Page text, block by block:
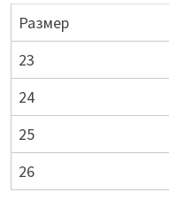
Размер
23
24
25
26